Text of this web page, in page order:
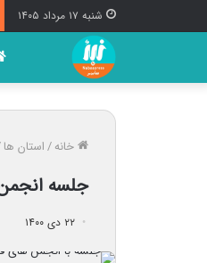
شنبه ۱۷ مرداد ۱۴۰۵
خانه/استان ها
جلسه
۲۲ دی ۱۴۰۰